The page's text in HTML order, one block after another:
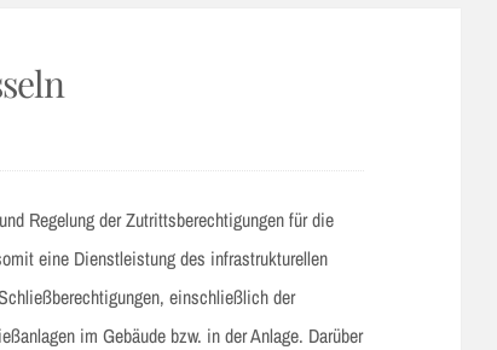
Regelung der Zutrittsberechtigungen für die
eine Dienstleistung des infrastrukturellen
einschließlich der
im Gebäude bzw. in der Anlage. Darüber